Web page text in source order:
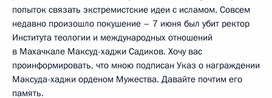
попыток связать экстремистские идеи с исламом. Совсем
недавно произошло покушение – 7 июня был убит ректор
Института теологии и международных отношений
в Махачкале Максуд-хаджи Садиков. Хочу вас
проинформировать, что мною подписан Указ о награждении
Максуда-хаджи орденом Мужества. Давайте почтим его
память.